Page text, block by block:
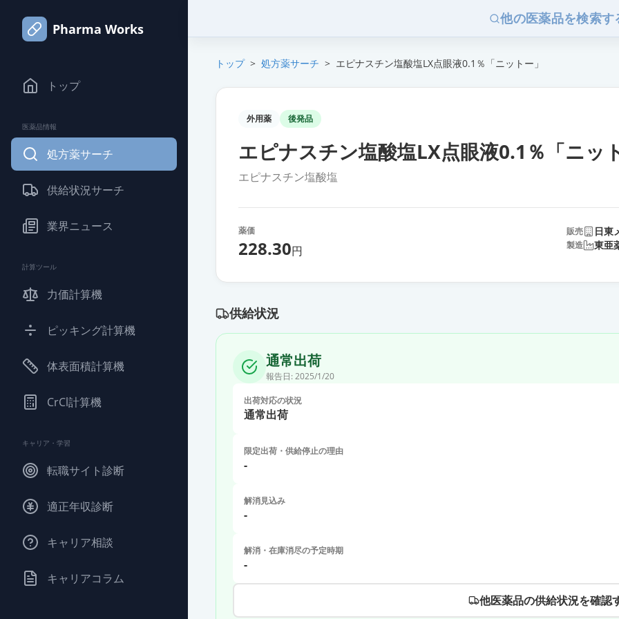
Pharma Works
トップ
医薬品情報
処方薬サーチ
供給状況サーチ
業界ニュース
計算ツール
力価計算機
ピッキング計算機
体表面積計算機
CrCl計算機
キャリア・学習
転職サイト診断
適正年収診断
キャリア相談
キャリアコラム
他の医薬品を検索す
トップ > 処方薬サーチ > エピナスチン塩酸塩LX点眼液0.1％「ニットー」
外用薬 後発品
エピナスチン塩酸塩LX点眼液0.1％「ニッ
エピナスチン塩酸塩
薬価
228.30円
販売 日東
製造 東亜
供給状況
通常出荷
報告日: 2025/1/20
出荷対応の状況
通常出荷
限定出荷・供給停止の理由
-
解消見込み
-
解消・在庫消尽の予定時期
-
他医薬品の供給状況を確認